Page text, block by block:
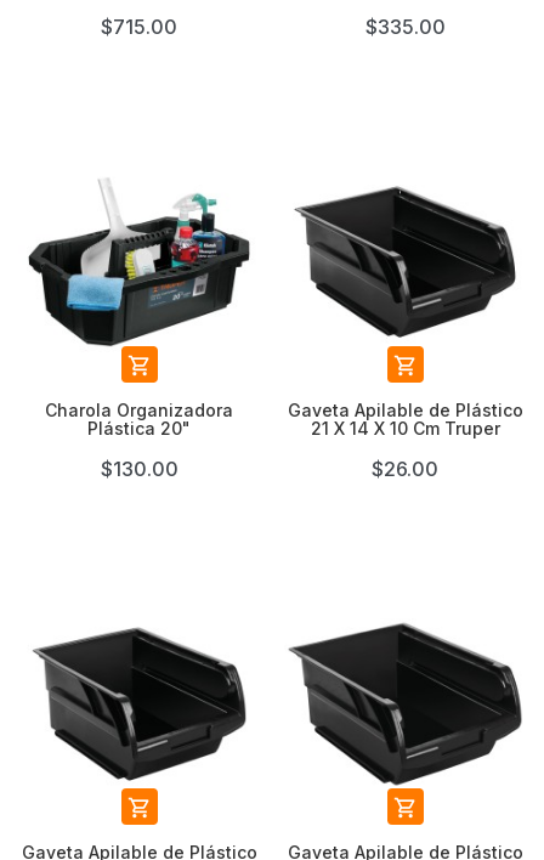
$715.00 $335.00

Charola Organizadora
Plástica 20"
$130.00

Gaveta Apilable de Plástico
21 X 14 X 10 Cm Truper
$26.00

Gaveta Apilable de Plástico

Gaveta Apilable de Plástico